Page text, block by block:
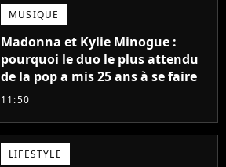
MUSIQUE
Madonna et Kylie Minogue :
pourquoi le duo le plus attendu
de la pop a mis 25 ans à se faire
11:50
LIFESTYLE